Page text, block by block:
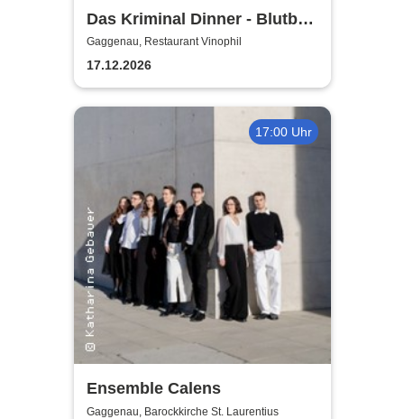
Das Kriminal Dinner - Blutbad
im Gemeinderat
Gaggenau, Restaurant Vinophil
17.12.2026
17:00 Uhr
Ensemble Calens
Gaggenau, Barockkirche St. Laurentius